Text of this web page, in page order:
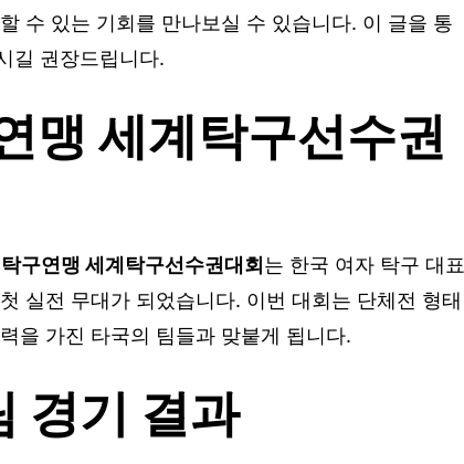
수 있는 기회를 만나보실 수 있습니다. 이 글을 통
길 권장드립니다.
맹 세계탁구선수권
구연맹 세계탁구선수권대회 는 한국 여자 탁구 대표
실전 무대가 되었습니다. 이번 대회는 단체전 형태
을 가진 타국의 팀들과 맞붙게 됩니다.
경기 결과